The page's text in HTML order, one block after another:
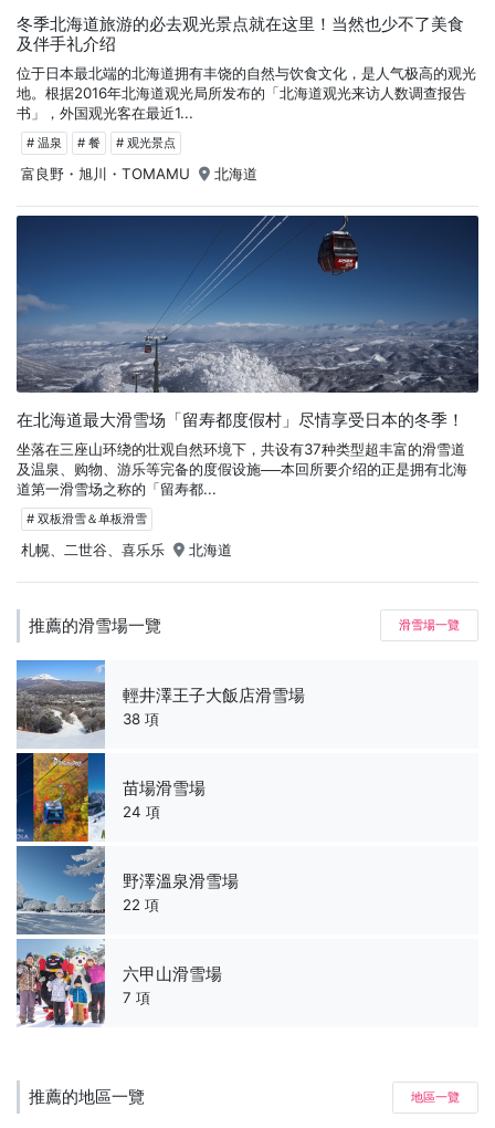
冬季北海道旅游的必去观光景点就在这里！当然也少不了美食
及伴手礼介绍
位于日本最北端的北海道拥有丰饶的自然与饮食文化，是人气极高的观光
地。根据2016年北海道观光局所发布的「北海道观光来访人数调查报告
书」，外国观光客在最近1...
# 温泉 # 餐 # 观光景点
富良野・旭川・TOMAMU 北海道
在北海道最大滑雪场「留寿都度假村」尽情享受日本的冬季！
坐落在三座山环绕的壮观自然环境下，共设有37种类型超丰富的滑雪道
及温泉、购物、游乐等完备的度假设施──本回所要介绍的正是拥有北海
道第一滑雪场之称的「留寿都...
# 双板滑雪＆单板滑雪
札幌、二世谷、喜乐乐 北海道
推薦的滑雪場一覽 滑雪場一覽
輕井澤王子大飯店滑雪場
38 項
苗場滑雪場
24 項
野澤溫泉滑雪場
22 項
六甲山滑雪場
7 項
推薦的地區一覽 地區一覽